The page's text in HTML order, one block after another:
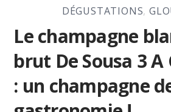
DÉGUSTATIONS,
Le champagne
brut De Sousa 3
: un champagne